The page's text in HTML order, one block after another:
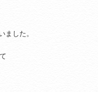
ました。